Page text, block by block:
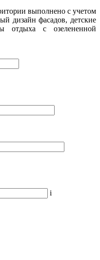
выполнено с учетом
дизайн фасадов, детские
отдыха с озелененной
i